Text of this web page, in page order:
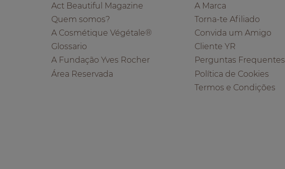
Act Beautiful Magazine
Quem somos?
A Cosmétique Végétale®
Glossario
A Fundação Yves Rocher
Área Reservada
A Marca
Torna-te Afiliado
Convida um Amigo
Cliente YR
Perguntas Frequentes
Política de Cookies
Termos e Condições